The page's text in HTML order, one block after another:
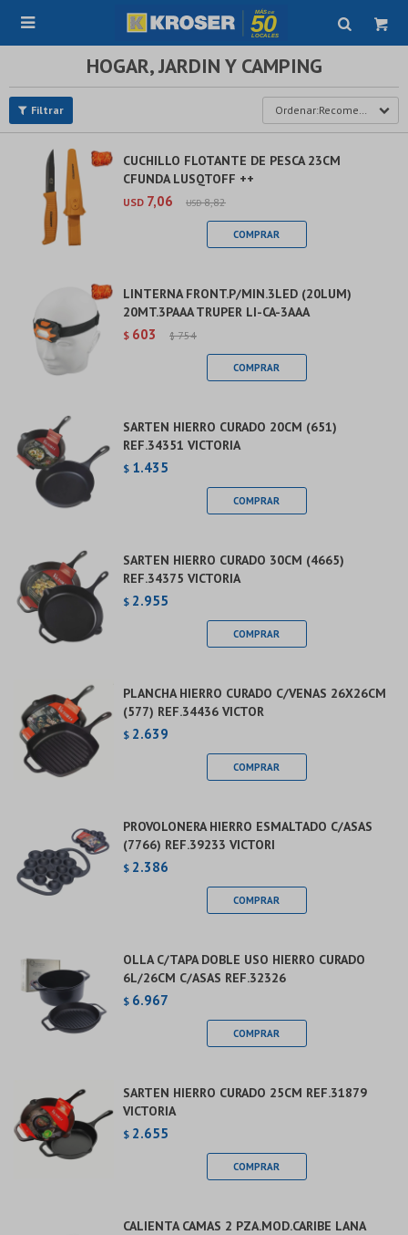

HOGAR, JARDIN Y CAMPING
Recomendados
CUCHILLO FLOTANTE DE PESCA 23CM
CFUNDA LUSQTOFF ++
USD 7,06 USD 8,82
LINTERNA FRONT.P/MIN.3LED (20LUM)
20MT.3PAAA TRUPER LI-CA-3AAA
$ 603 $ 754
SARTEN HIERRO CURADO 20CM (651)
REF.34351 VICTORIA
$ 1.435
SARTEN HIERRO CURADO 30CM (4665)
REF.34375 VICTORIA
$ 2.955
PLANCHA HIERRO CURADO C/VENAS 26X26CM
(577) REF.34436 VICTOR
$ 2.639
PROVOLONERA HIERRO ESMALTADO C/ASAS
(7766) REF.39233 VICTORI
$ 2.386
OLLA C/TAPA DOBLE USO HIERRO CURADO
6L/26CM C/ASAS REF.32326
$ 6.967
SARTEN HIERRO CURADO 25CM REF.31879
VICTORIA
$ 2.655
CALIENTA CAMAS 2 PZA.MOD.CARIBE LANA